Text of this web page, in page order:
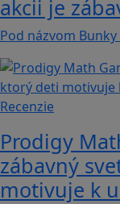
akcii je
Pod názvom
Recenzie
Prodigy
zábavný
motivuje k